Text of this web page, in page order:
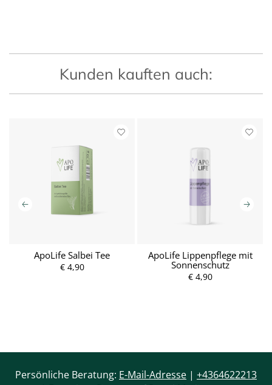
Kunden kauften auch:
ApoLife Salbei Tee
€ 4,90
ApoLife Lippenpflege mit
Sonnenschutz
€ 4,90
P
Persönliche Beratung: E-Mail-Adresse | +4364622213